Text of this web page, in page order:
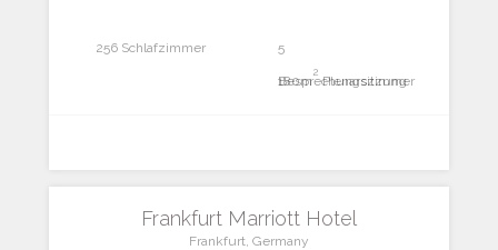
256 Schlafzimmer 5
Besprechungszimmer
180m
2
Plenarsitzung
Frankfurt Marriott Hotel
Frankfurt, Germany